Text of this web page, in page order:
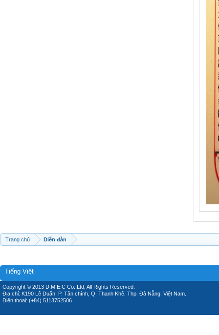
Trang chủ Diễn đàn
Tiếng Việt
Copyright © 2013 D.M.E.C Co.,Ltd, All Rights Reserved.
Địa chỉ: K190 Lê Duẩn, P. Tân chính, Q. Thanh Khê, Thp. Đà Nẵng, Việt Nam.
Điện thoại: (+84) 5113752506